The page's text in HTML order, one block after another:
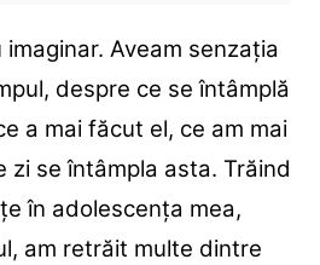
imaginar. Aveam senzația
despre ce se întâmplă
a mai făcut el, ce am mai
zi se întâmpla asta. Trăind
în adolescența mea,
am retrăit multe dintre